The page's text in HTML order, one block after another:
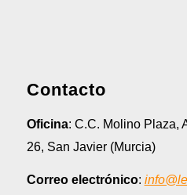
Contacto
Oficina: C.C. Molino Plaza,
26, San Javier (Murcia)
Correo electrónico: